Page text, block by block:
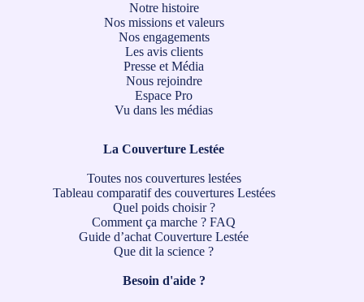
Notre histoire
Nos missions et valeurs
Nos engagements
Les avis clients
Presse et Média
Nous rejoindre
Espace Pro
Vu dans les médias
La Couverture Lestée
Toutes nos couvertures lestées
Tableau comparatif des couvertures Lestées
Quel poids choisir ?
Comment ça marche ? FAQ
Guide d’achat Couverture Lestée
Que dit la science ?
Besoin d'aide ?